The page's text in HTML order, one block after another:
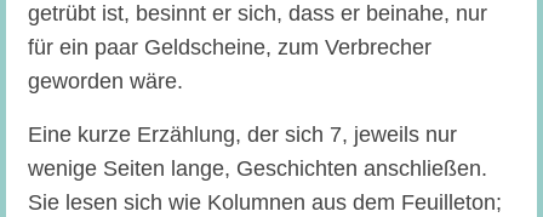
getrübt ist, besinnt er sich, dass er beinahe, nur
für ein paar Geldscheine, zum Verbrecher
geworden wäre.
Eine kurze Erzählung, der sich 7, jeweils nur
wenige Seiten lange, Geschichten anschließen.
Sie lesen sich wie Kolumnen aus dem Feuilleton;